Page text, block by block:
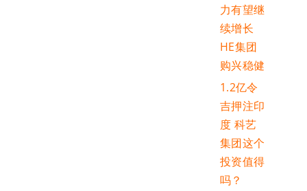
力有望继
续增长
HE集团
购兴稳健
1.2亿令
吉押注印
度 科艺
集团这个
投资值得
吗？